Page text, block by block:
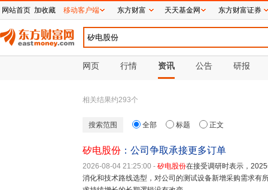
网页 行情 资讯 公告 研报
相关结果约293个
搜索范围 全部 标题 正文
矽电股份 ：公司争取承接更多订单
2026-08-04 21:25:00 - 矽电股份在接受调研时表示，
消化和技术路线选型，对公司的测试设备新增采购需求有
网站首页 加收藏 移动客户端 东方财富 天天基金网 东方财富证券